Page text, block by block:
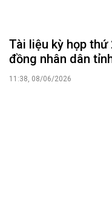
Tài liệu kỳ họp thứ
đồng nhân dân
11:38, 08/06/2026